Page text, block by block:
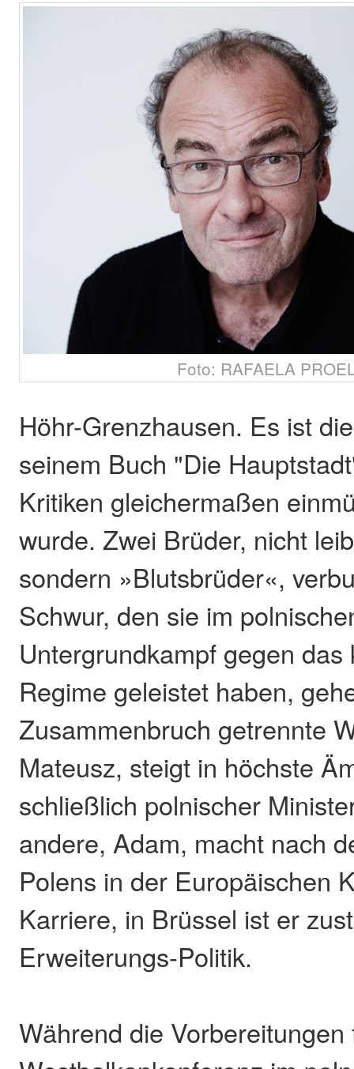
Foto: RAFAELA
Höhr-Grenzhausen. Es ist
seinem Buch "Die
Kritiken gleichermaßen
wurde. Zwei Brüder, nicht
sondern »Blutsbrüder«,
Schwur, den sie im
Untergrundkampf gegen das
Regime geleistet haben,
Zusammenbruch getrennte
Mateusz, steigt in höchste
schließlich polnischer
andere, Adam, macht nach
Polens in der Europäischen
Karriere, in Brüssel ist er
Erweiterungs-Politik.
Während die Vorbereitungen